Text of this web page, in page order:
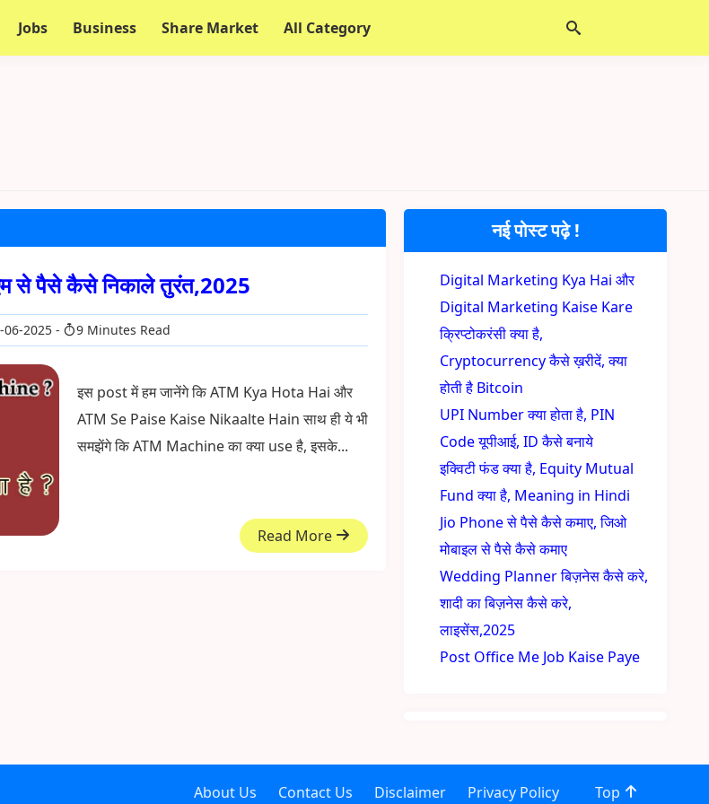
Jobs Business Share Market All Category
से पैसे कैसे निकाले तुरंत,2025
06-2025 9 Minutes Read
इस post में हम जानेंगे कि ATM Kya Hota Hai और
ATM Se Paise Kaise Nikaalte Hain साथ ही ये भी
समझेंगे कि ATM Machine का क्या use है, इसके...
Read More
नई पोस्ट पढ़े !
Digital Marketing Kya Hai और
Digital Marketing Kaise Kare
क्रिप्टोकरंसी क्या है,
Cryptocurrency कैसे ख़रीदें, क्या
होती है Bitcoin
UPI Number क्या होता है, PIN
Code यूपीआई, ID कैसे बनाये
इक्विटी फंड क्या है, Equity Mutual
Fund क्या है, Meaning in Hindi
Jio Phone से पैसे कैसे कमाए, जिओ
मोबाइल से पैसे कैसे कमाए
Wedding Planner बिज़नेस कैसे करे,
शादी का बिज़नेस कैसे करे,
लाइसेंस,2025
Post Office Me Job Kaise Paye
About Us Contact Us Disclaimer Privacy Policy Top